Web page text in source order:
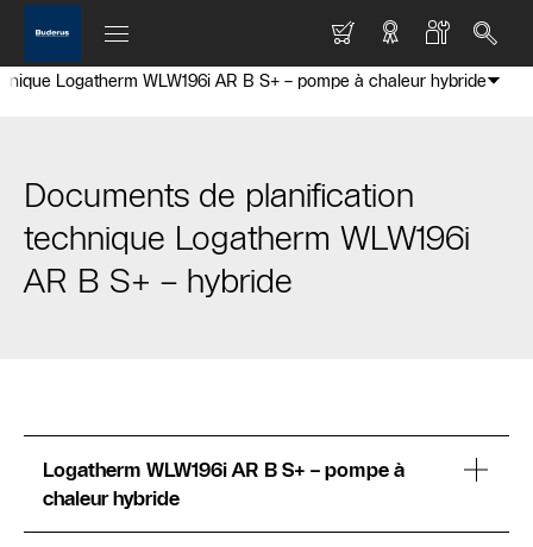
Logatherm WLW196i AR B S+ – pompe à chaleur hybride
Documents de planification
technique Logatherm WLW196i
AR B S+ – hybride
Logatherm WLW196i AR B S+ – pompe à
chaleur hybride